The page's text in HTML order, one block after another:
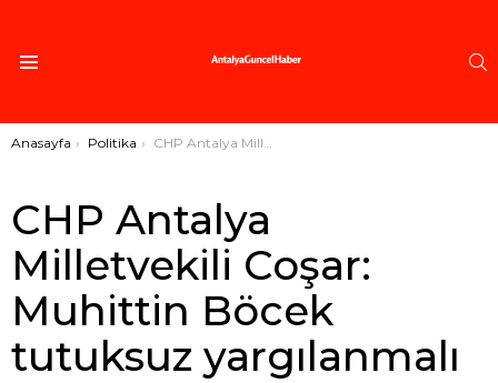
Buradasınız:
Anasayfa Politika CHP Antalya Milletvekili Coşar: Muhittin Böcek tutuksuz yargılanmalı
CHP Antalya
Milletvekili Coşar:
Muhittin Böcek
tutuksuz yargılanmalı